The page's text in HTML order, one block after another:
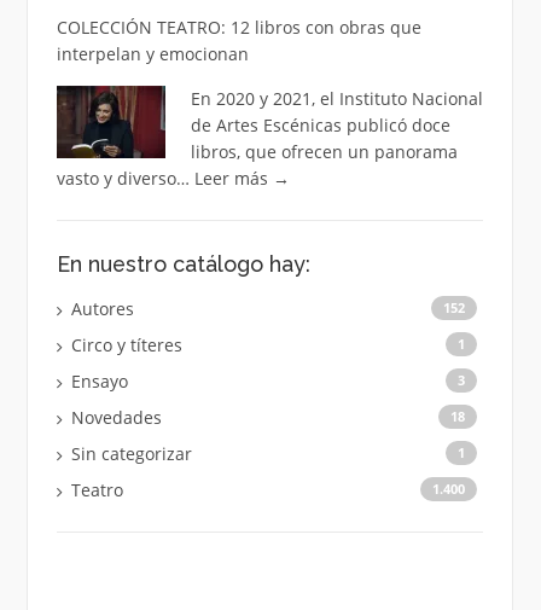
COLECCIÓN TEATRO: 12 libros con obras que
interpelan y emocionan
En 2020 y 2021, el Instituto Nacional
de Artes Escénicas publicó doce
libros, que ofrecen un panorama
vasto y diverso… Leer más →
En nuestro catálogo hay:
Autores 152
Circo y títeres 1
Ensayo 3
Novedades 18
Sin categorizar 1
Teatro 1.400